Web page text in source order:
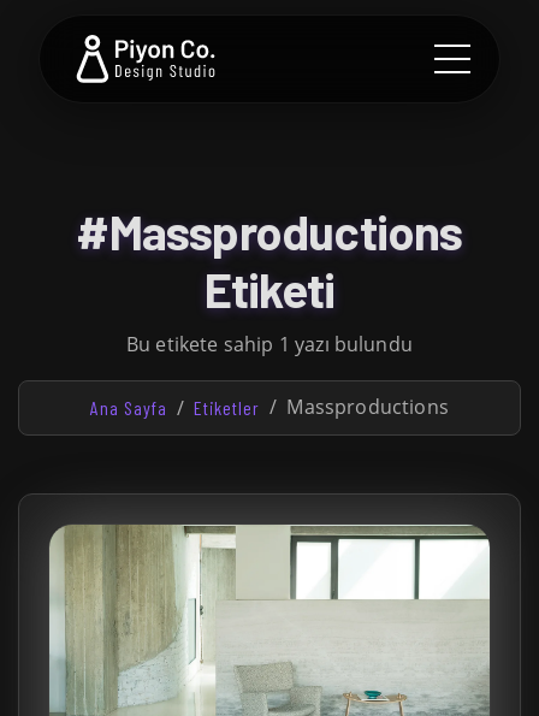
#Massproductions
Etiketi
Bu etikete sahip 1 yazı bulundu
Ana Sayfa Etiketler Massproductions